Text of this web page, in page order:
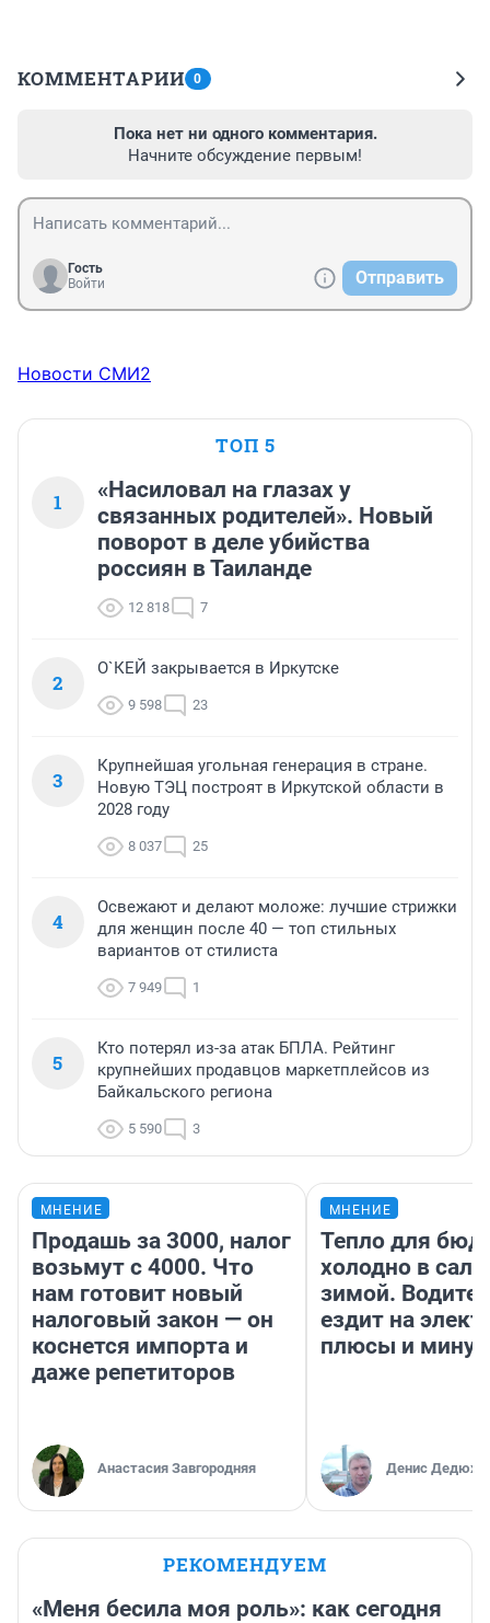
КОММЕНТАРИИ 0
Пока нет ни одного комментария.
Начните обсуждение первым!
Гость
Войти
Отправить
Новости СМИ2
ТОП 5
1
«Насиловал на глазах у
связанных родителей». Новый
поворот в деле убийства
россиян в Таиланде
12 818 7
2
О`КЕЙ закрывается в Иркутске
9 598 23
3
Крупнейшая угольная генерация в стране.
Новую ТЭЦ построят в Иркутской области в
2028 году
8 037 25
4
Освежают и делают моложе: лучшие стрижки
для женщин после 40 — топ стильных
вариантов от стилиста
7 949 1
5
Кто потерял из-за атак БПЛА. Рейтинг
крупнейших продавцов маркетплейсов из
Байкальского региона
5 590 3
МНЕНИЕ
Продашь за 3000, налог
возьмут с 4000. Что
нам готовит новый
налоговый закон — он
коснется импорта и
даже репетиторов
Анастасия Завгородняя
МНЕНИЕ
Тепло для
холодно в
зимой.
ездит на
плюсы и
Денис
РЕКОМЕНДУЕМ
«Меня бесила моя роль»: как сегодня